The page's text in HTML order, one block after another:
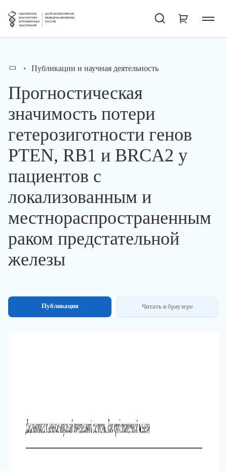
Публикации и научная деятельность
Прогностическая
значимость потери
гетерозиготности генов
PTEN, RB1 и BRCA2 у
пациентов с
локализованным и
местнораспространенным
раком предстательной
железы
Публикация Читать в браузере